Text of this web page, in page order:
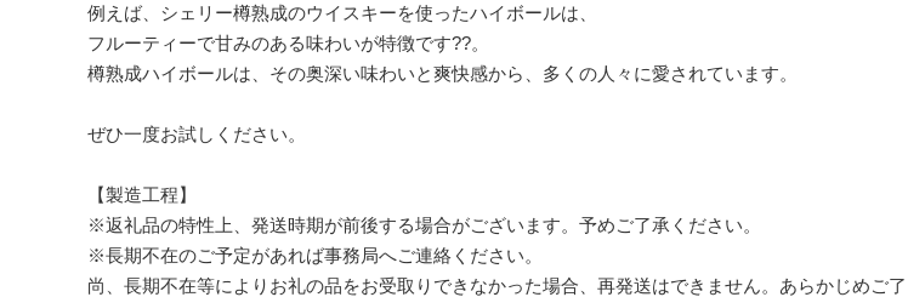
例えば、シェリー樽熟成のウイスキーを使ったハイボールは、
フルーティーで甘みのある味わいが特徴です??。
樽熟成ハイボールは、その奥深い味わいと爽快感から、多くの人々に愛されています。
ぜひ一度お試しください。
【製造工程】
※返礼品の特性上、発送時期が前後する場合がございます。予めご了承ください。
※長期不在のご予定があれば事務局へご連絡ください。
尚、長期不在等によりお礼の品をお受取りできなかった場合、再発送はできません。あらかじめご了